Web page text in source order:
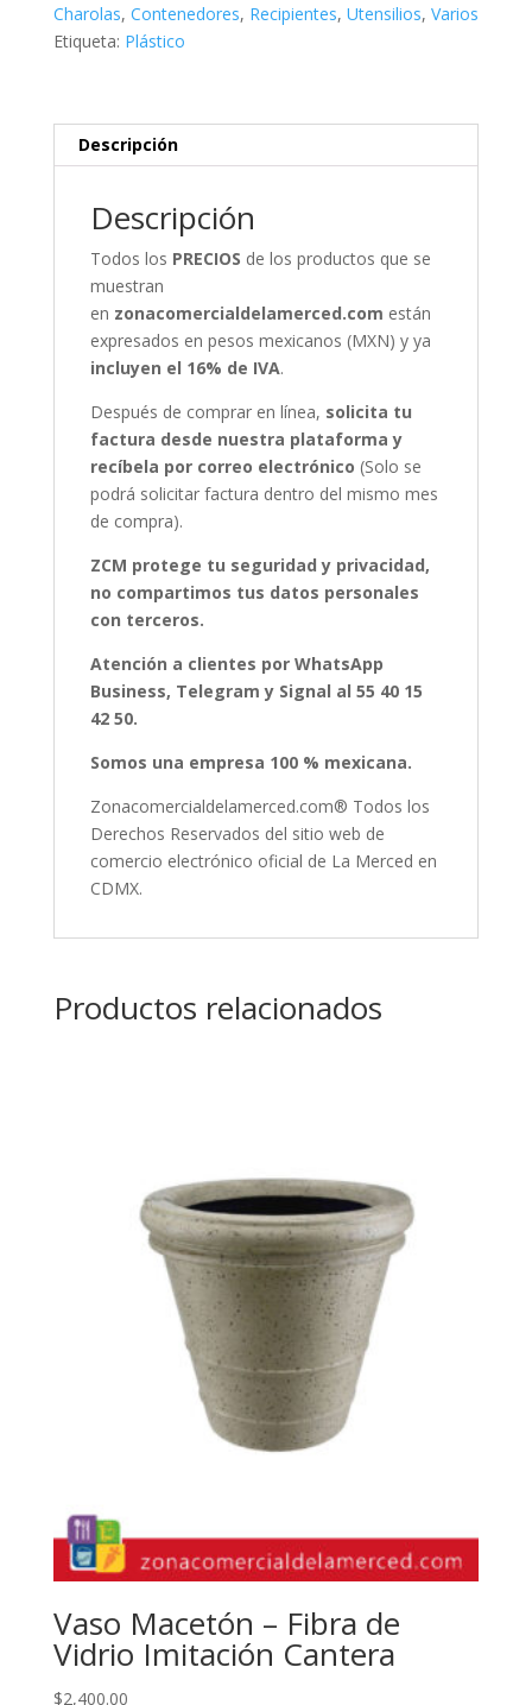
Charolas, Contenedores, Recipientes, Utensilios, Varios
Etiqueta: Plástico
Descripción
Descripción
Todos los PRECIOS de los productos que se
muestran
en zonacomercialdelamerced.com están
expresados en pesos mexicanos (MXN) y ya
incluyen el 16% de IVA.
Después de comprar en línea, solicita tu
factura desde nuestra plataforma y
recíbela por correo electrónico (Solo se
podrá solicitar factura dentro del mismo mes
de compra).
ZCM protege tu seguridad y privacidad,
no compartimos tus datos personales
con terceros.
Atención a clientes por WhatsApp
Business, Telegram y Signal al 55 40 15
42 50.
Somos una empresa 100 % mexicana.
Zonacomercialdelamerced.com® Todos los
Derechos Reservados del sitio web de
comercio electrónico oficial de La Merced en
CDMX.
Productos relacionados
Vaso Macetón – Fibra de
Vidrio Imitación Cantera
$2,400.00